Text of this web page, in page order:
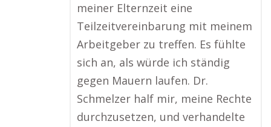
meiner Elternzeit eine
Teilzeitvereinbarung mit meinem
Arbeitgeber zu treffen. Es fühlte
sich an, als würde ich ständig
gegen Mauern laufen. Dr.
Schmelzer half mir, meine Rechte
durchzusetzen, und verhandelte